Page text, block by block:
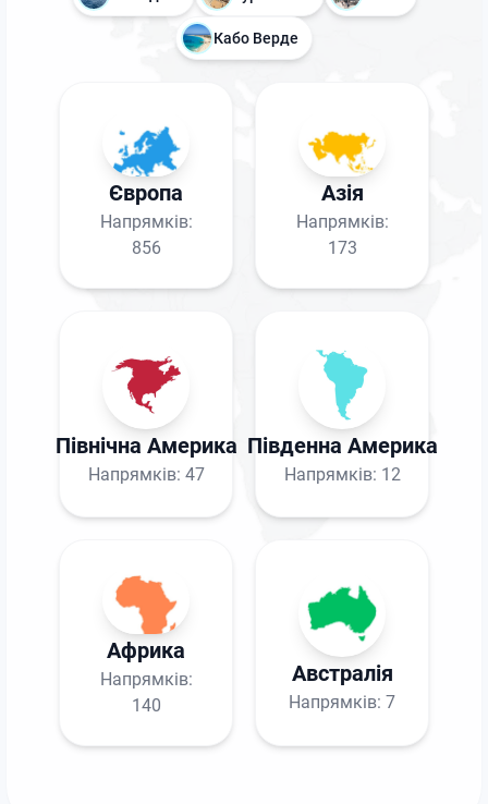
Кабо Верде
Європа
Напрямків:
856
Азія
Напрямків:
173
Північна Америка
Напрямків: 47
Південна Америка
Напрямків: 12
Африка
Напрямків:
140
Австралія
Напрямків: 7